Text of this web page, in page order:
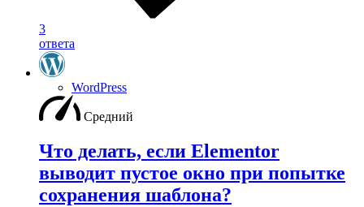
3
ответа
WordPress
Средний
Что делать, если Elementor
выводит пустое окно при попытке
сохранения шаблона?